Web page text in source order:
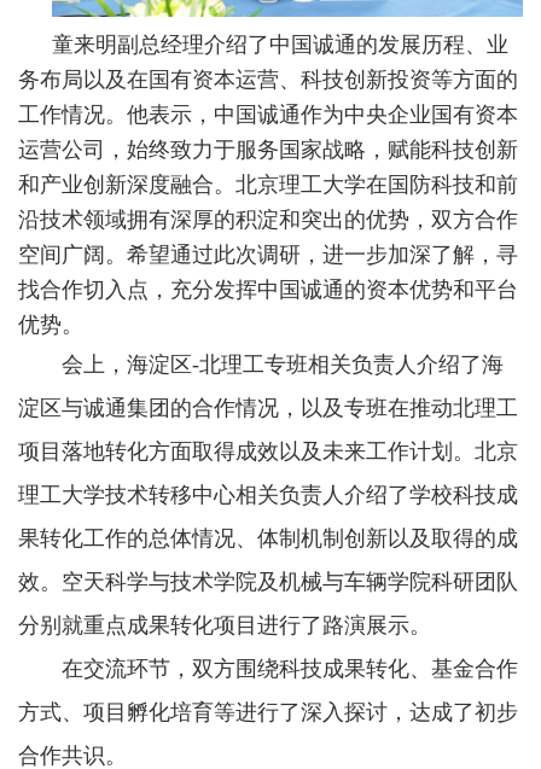
童来明副总经理介绍了中国诚通的发展历程、业
务布局以及在国有资本运营、科技创新投资等方面的
工作情况。他表示，中国诚通作为中央企业国有资本
运营公司，始终致力于服务国家战略，赋能科技创新
和产业创新深度融合。北京理工大学在国防科技和前
沿技术领域拥有深厚的积淀和突出的优势，双方合作
空间广阔。希望通过此次调研，进一步加深了解，寻
找合作切入点，充分发挥中国诚通的资本优势和平台
优势。
会上，海淀区-北理工专班相关负责人介绍了海
淀区与诚通集团的合作情况，以及专班在推动北理工
项目落地转化方面取得成效以及未来工作计划。北京
理工大学技术转移中心相关负责人介绍了学校科技成
果转化工作的总体情况、体制机制创新以及取得的成
效。空天科学与技术学院及机械与车辆学院科研团队
分别就重点成果转化项目进行了路演展示。
在交流环节，双方围绕科技成果转化、基金合作
方式、项目孵化培育等进行了深入探讨，达成了初步
合作共识。